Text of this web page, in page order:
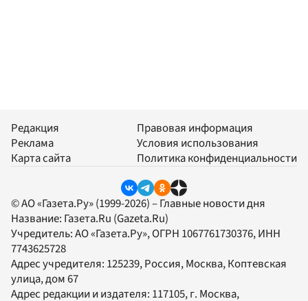
Редакция
Реклама
Карта сайта
Правовая информация
Условия использования
Политика конфиденциальности
© АО «Газета.Ру» (1999-2026) – Главные новости дня
Название: Газета.Ru (Gazeta.Ru)
Учредитель:АО «Газета.Ру», ОГРН 1067761730376, ИНН
7743625728
Адрес учредителя: 125239, Россия, Москва, Коптевская
улица, дом 67
Адрес редакции и издателя: 117105, г. Москва,